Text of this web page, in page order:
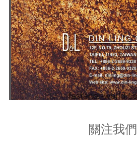
關注我們